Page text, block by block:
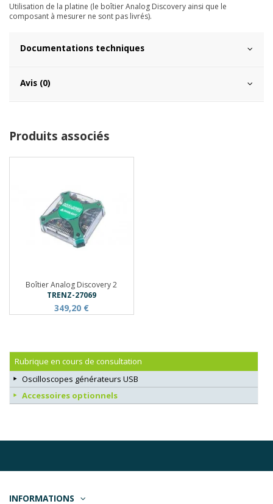
Utilisation de la platine (le boîtier Analog Discovery ainsi que le
composant à mesurer ne sont pas livrés).
Documentations techniques
Avis (0)
Produits associés
Boîtier Analog Discovery 2
TRENZ-27069
349,20 €
Rubrique en cours de consultation
Oscilloscopes générateurs USB
Accessoires optionnels
INFORMATIONS